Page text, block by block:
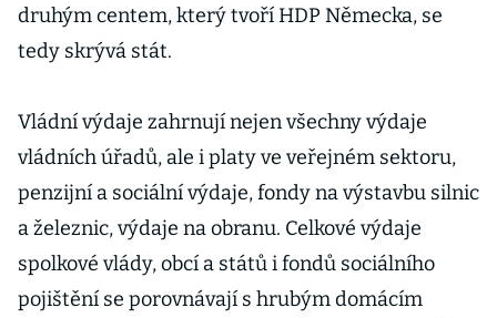
druhým centem, který tvoří HDP Německa, se
tedy skrývá stát.
Vládní výdaje zahrnují nejen všechny výdaje
vládních úřadů, ale i platy ve veřejném sektoru,
penzijní a sociální výdaje, fondy na výstavbu silnic
a železnic, výdaje na obranu. Celkové výdaje
spolkové vlády, obcí a států i fondů sociálního
pojištění se porovnávají s hrubým domácím